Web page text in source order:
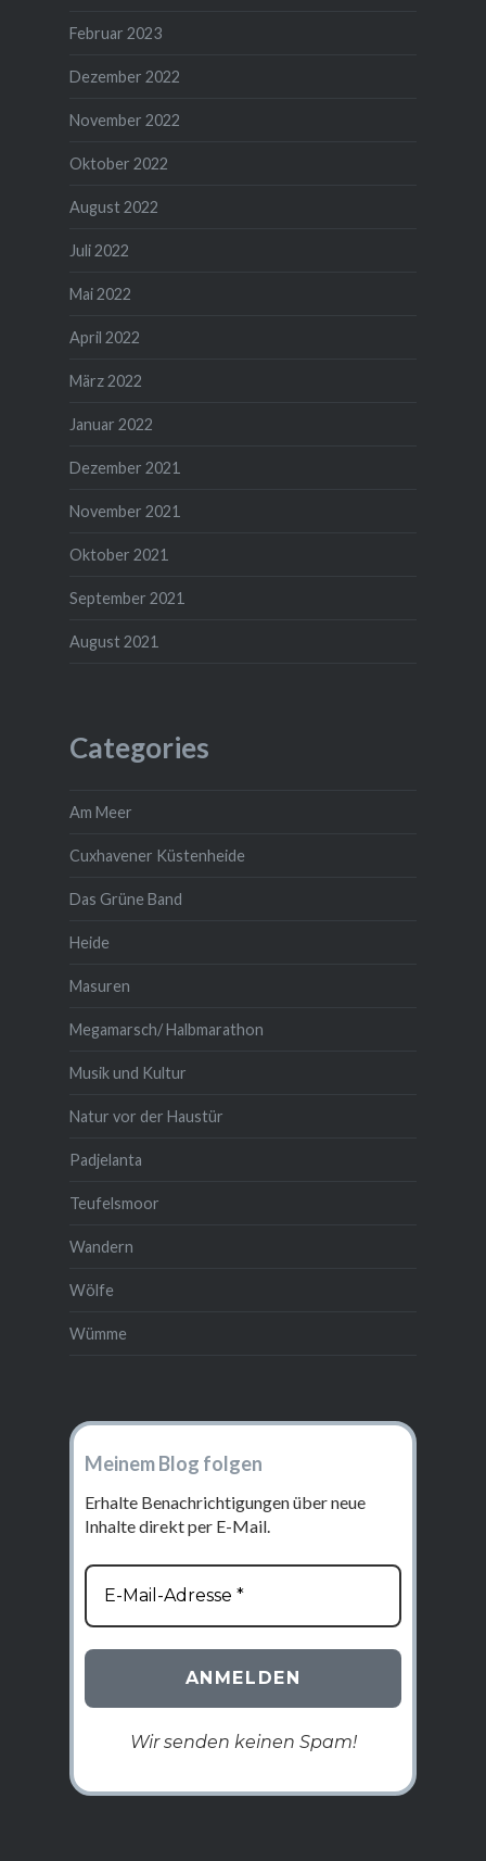
Februar 2023
Dezember 2022
November 2022
Oktober 2022
August 2022
Juli 2022
Mai 2022
April 2022
März 2022
Januar 2022
Dezember 2021
November 2021
Oktober 2021
September 2021
August 2021
Categories
Am Meer
Cuxhavener Küstenheide
Das Grüne Band
Heide
Masuren
Megamarsch/ Halbmarathon
Musik und Kultur
Natur vor der Haustür
Padjelanta
Teufelsmoor
Wandern
Wölfe
Wümme
Meinem Blog folgen
Erhalte Benachrichtigungen über neue
Inhalte direkt per E-Mail.
Wir senden keinen Spam!